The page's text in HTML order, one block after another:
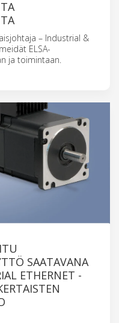
– Industrial &
ELSA-
ja toimintaan.
SAATAVANA
ETHERNET -